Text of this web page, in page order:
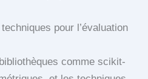
pour l’évaluation
comme scikit-